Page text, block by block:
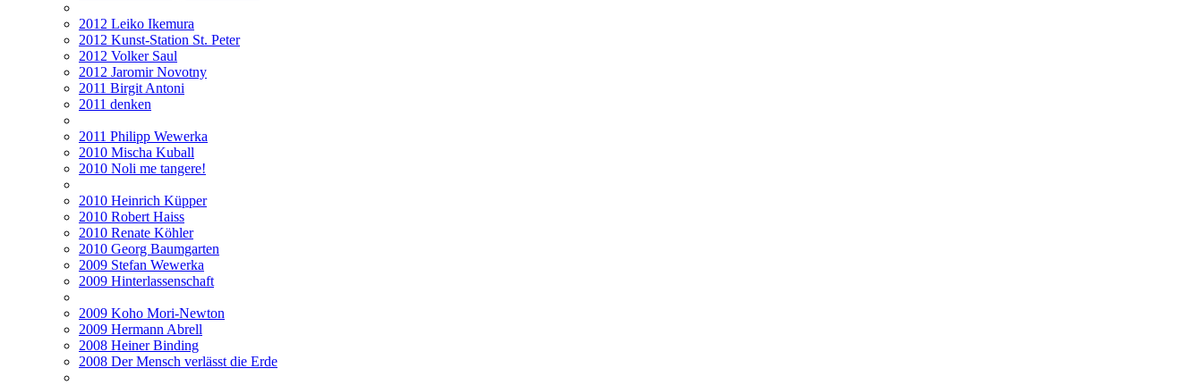
2012 Leiko Ikemura
2012 Kunst-Station St. Peter
2012 Volker Saul
2012 Jaromir Novotny
2011 Birgit Antoni
2011 denken
2011 Philipp Wewerka
2010 Mischa Kuball
2010 Noli me tangere!
2010 Heinrich Küpper
2010 Robert Haiss
2010 Renate Köhler
2010 Georg Baumgarten
2009 Stefan Wewerka
2009 Hinterlassenschaft
2009 Koho Mori-Newton
2009 Hermann Abrell
2008 Heiner Binding
2008 Der Mensch verlässt die Erde